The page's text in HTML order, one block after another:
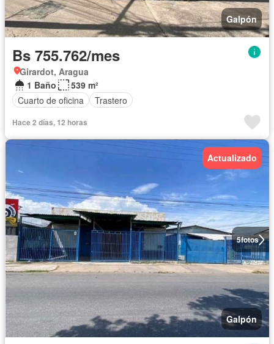
Galpón
Bs 755.762/mes
Girardot, Aragua
1 Baño
539 m²
Cuarto de oficina
Trastero
Hace 2 días, 12 horas
5fotos
Actualizado
Galpón